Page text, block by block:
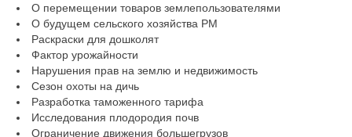
О перемещении товаров землепользователями
О будущем сельского хозяйства РМ
Раскраски для дошколят
Фактор урожайности
Нарушения прав на землю и недвижимость
Сезон охоты на дичь
Разработка таможенного тарифа
Исследования плодородия почв
Ограничение движения большегрузов